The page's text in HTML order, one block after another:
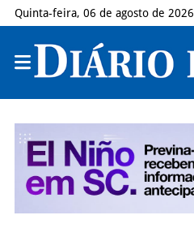
Quinta-feira, 06 de agosto de 2026